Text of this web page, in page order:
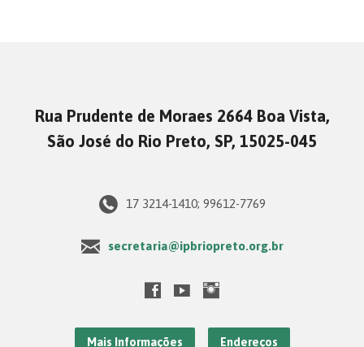
Rua Prudente de Moraes 2664 Boa Vista,
São José do Rio Preto, SP, 15025-045
17 3214-1410; 99612-7769
secretaria@ipbriopreto.org.br
Mais Informações Endereços